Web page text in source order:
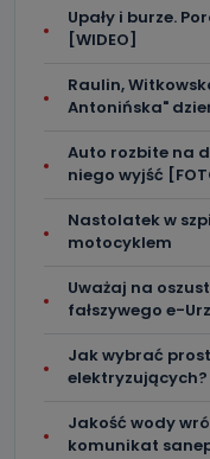
Upały i burze.
[WIDEO]
Raulin,
Antonińska"
Auto rozbite na
niego wyjść
Nastolatek w
motocyklem
Uważaj na
fałszywego e-
Jak wybrać
elektryzujących?
Jakość wody
komunikat